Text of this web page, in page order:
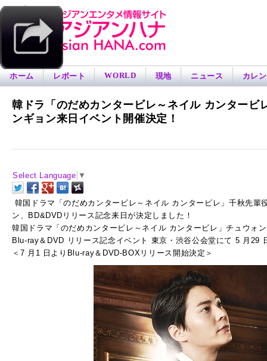
ホーム レポート WORLD 現地 ニュース カレ
韓ドラ「のだめカンタービレ～ネイル カンタービ
ンギョン来日イベント開催決定！
Select Language ▼
韓国ドラマ「のだめカンタービレ～ネイル カンタービレ」千秋先輩
ン、BD&DVDリリース記念来日が決定しました！
韓国ドラマ「のだめカンタービレ～ネイル カンタービレ」チュウォ
Blu-ray＆DVD リリース記念イベント 東京・渋谷公会堂にて 5 月29
＜7 月1 日よりBlu-ray＆DVD-BOXリリース開始決定＞